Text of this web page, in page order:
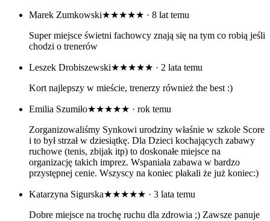
Marek Zumkowski★★★★★ · 8 lat temu
Super miejsce świetni fachowcy znają się na tym co robią jeśli
chodzi o trenerów
Leszek Drobiszewski★★★★★ · 2 lata temu
Kort najlepszy w mieście, trenerzy również the best :)
Emilia Szumiło★★★★★ · rok temu
Zorganizowaliśmy Synkowi urodziny właśnie w szkole Score
i to był strzał w dziesiątkę. Dla Dzieci kochających zabawy
ruchowe (tenis, zbijak itp) to doskonałe miejsce na
organizację takich imprez. Wspaniała zabawa w bardzo
przystępnej cenie. Wszyscy na koniec płakali że już koniec:)
Katarzyna Sigurska★★★★★ · 3 lata temu
Dobre miejsce na trochę ruchu dla zdrowia ;) Zawsze panuje